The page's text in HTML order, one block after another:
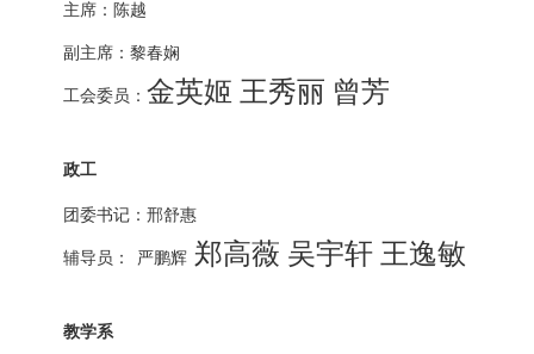
主席：陈越
副主席：黎春娴
工会委员： 金英姬 王秀丽 曾芳
政工
团委书记：邢舒惠
辅导员： 严鹏辉郑高薇 吴宇轩 王逸敏
教学系